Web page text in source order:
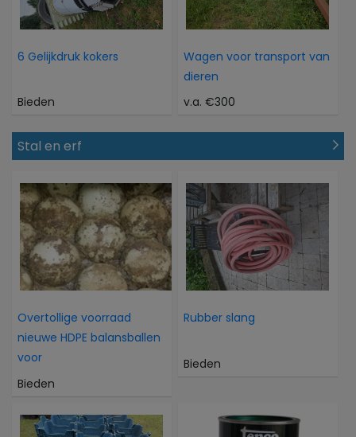
6 Gelijkdruk kokers
Bieden
Wagen voor transport van
dieren
v.a. €300
Stal en erf
Overtollige voorraad
nieuwe HDPE balansballen
voor
Bieden
Rubber slang
Bieden